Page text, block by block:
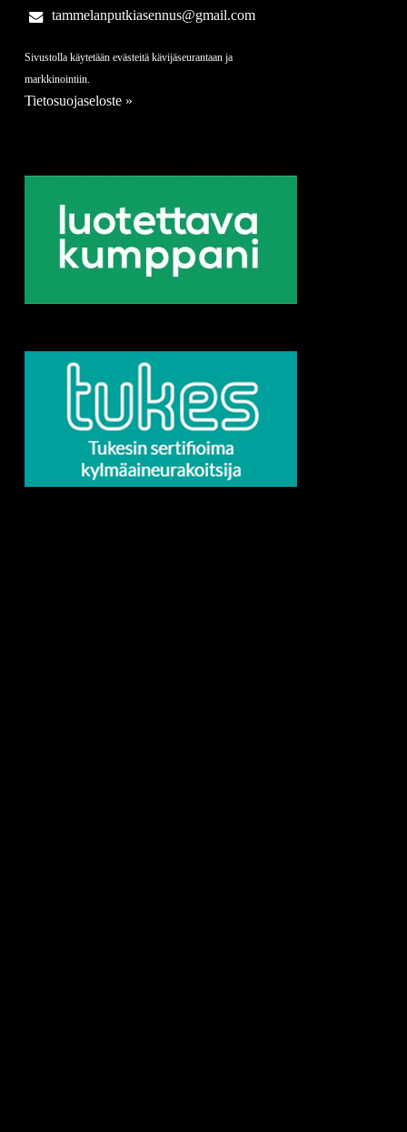
tammelanputkiasennus@gmail.com
Sivustolla käytetään evästeitä kävijäseurantaan ja
markkinointiin.
Tietosuojaseloste »